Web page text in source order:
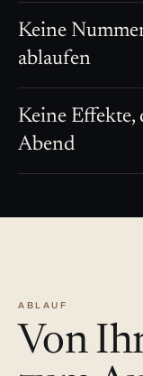
Keine
ablaufen
Keine Effekte,
Abend
ABLAUF
Von